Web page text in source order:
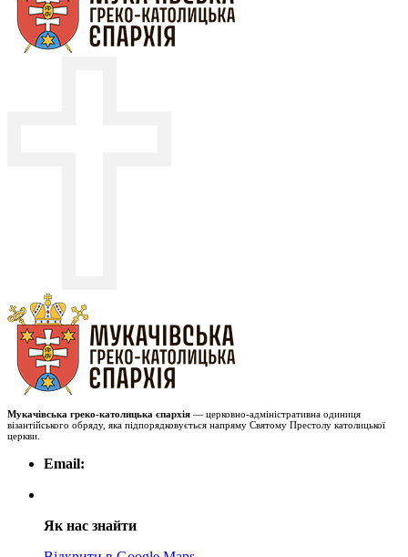
Мукачівська греко-католицька єпархія — церковно-адміністративна одиниця
візантійського обряду, яка підпорядковується напряму Святому Престолу католицької
церкви.
Email:
Як нас знайти